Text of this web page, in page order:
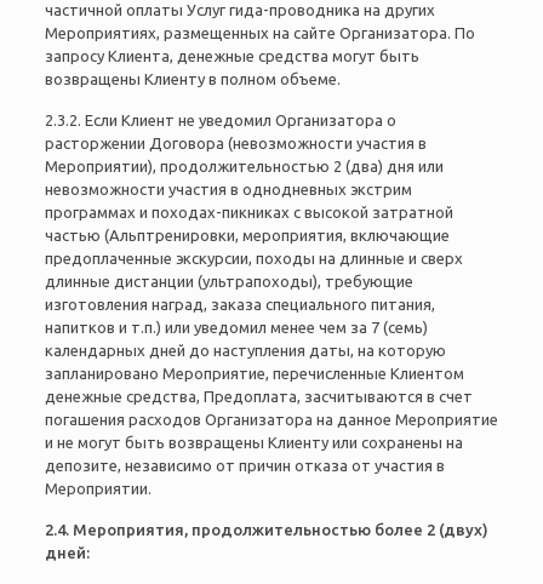
частичной оплаты Услуг гида-проводника на других
Мероприятиях, размещенных на сайте Организатора. По
запросу Клиента, денежные средства могут быть
возвращены Клиенту в полном объеме.
2.3.2. Если Клиент не уведомил Организатора о
расторжении Договора (невозможности участия в
Мероприятии), продолжительностью 2 (два) дня или
невозможности участия в однодневных экстрим
программах и походах-пикниках с высокой затратной
частью (Альптренировки, мероприятия, включающие
предоплаченные экскурсии, походы на длинные и сверх
длинные дистанции (ультрапоходы), требующие
изготовления наград, заказа специального питания,
напитков и т.п.) или уведомил менее чем за 7 (семь)
календарных дней до наступления даты, на которую
запланировано Мероприятие, перечисленные Клиентом
денежные средства, Предоплата, засчитываются в счет
погашения расходов Организатора на данное Мероприятие
и не могут быть возвращены Клиенту или сохранены на
депозите, независимо от причин отказа от участия в
Мероприятии.
2.4. Мероприятия, продолжительностью более 2 (двух)
дней: